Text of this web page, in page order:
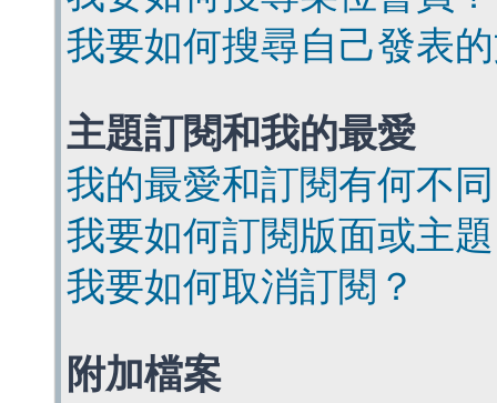
我要如何搜尋自己發表
主題訂閱和我的最愛
我的最愛和訂閱有何不
我要如何訂閱版面或主
我要如何取消訂閱？
附加檔案